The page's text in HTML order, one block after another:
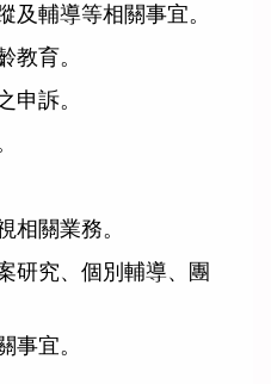
及輔導等相關事宜。
教育。
申訴。
相關業務。
研究、個別輔導、團
事宜。